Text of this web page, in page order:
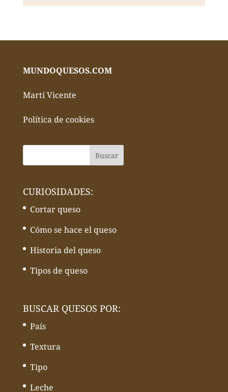
MUNDOQUESOS.COM
Martí Vicente
Política de cookies
CURIOSIDADES:
Cortar queso
Cómo se hace el queso
Historia del queso
Tipos de queso
BUSCAR QUESOS POR:
País
Textura
Tipo
Leche